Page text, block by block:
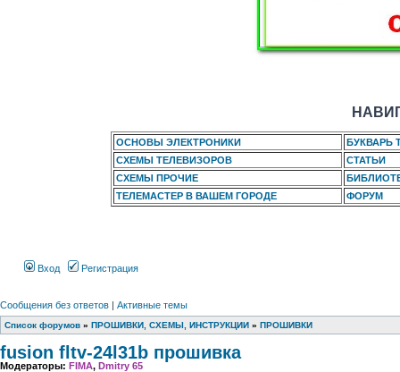
ОСНОВЫ ЭЛЕКТРОНИКИ
БУКВАРЬ
СХЕМЫ ТЕЛЕВИЗОРОВ
СТАТЬИ
СХЕМЫ ПРОЧИЕ
ТЕЛЕМАСТЕР В ВАШЕМ ГОРОДЕ
ФОРУМ
Вход Регистрация
Сообщения без ответов | Активные темы
Список форумов » ПРОШИВКИ, СХЕМЫ, ИНСТРУКЦИИ » ПРОШИВКИ
fusion fltv-24l31b прошивка
Модераторы: FIMA, Dmitry 65